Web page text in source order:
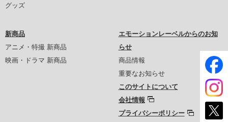
グッズ
新商品
アニメ・特撮 新商品
映画・ドラマ 新商品
エモーションレーベルからのお知
らせ
商品情報
重要なお知らせ
このサイトについて
会社情報
プライバシーポリシー